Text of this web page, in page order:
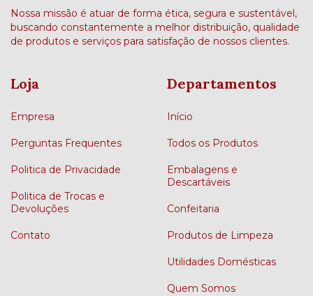
Nossa missão é atuar de forma ética, segura e sustentável,
buscando constantemente a melhor distribuição, qualidade
de produtos e serviços para satisfação de nossos clientes.
Loja
Empresa
Perguntas Frequentes
Politica de Privacidade
Politica de Trocas e
Devoluções
Contato
Departamentos
Início
Todos os Produtos
Embalagens e
Descartáveis
Confeitaria
Produtos de Limpeza
Utilidades Domésticas
Quem Somos